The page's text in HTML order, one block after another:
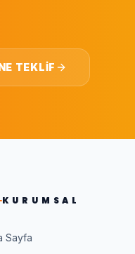
TEKLIF
KURUMSAL
Sayfa